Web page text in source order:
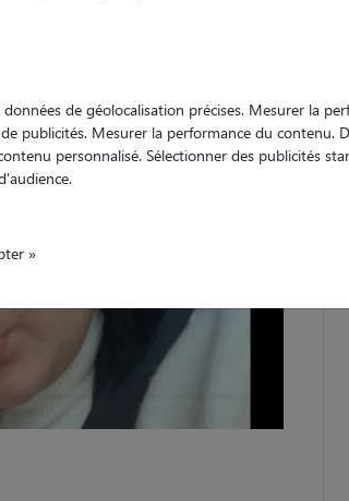
de géolocalisation précises. Mesurer la
publicités. Mesurer la performance du contenu.
personnalisé. Sélectionner des publicités
»